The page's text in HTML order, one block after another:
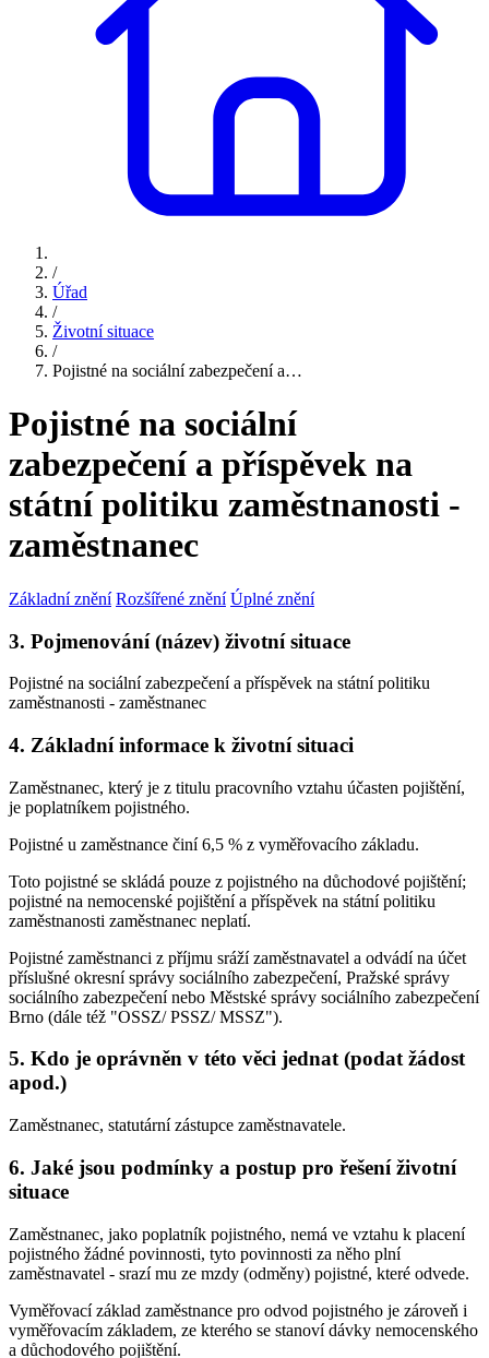
/
Úřad
/
Životní situace
/
Pojistné na sociální zabezpečení a…
Pojistné na sociální
zabezpečení a příspěvek na
státní politiku zaměstnanosti -
zaměstnanec
Základní znění Rozšířené znění Úplné znění
3. Pojmenování (název) životní situace
Pojistné na sociální zabezpečení a příspěvek na státní politiku
zaměstnanosti - zaměstnanec
4. Základní informace k životní situaci
Zaměstnanec, který je z titulu pracovního vztahu účasten pojištění,
je poplatníkem pojistného.
Pojistné u zaměstnance činí 6,5 % z vyměřovacího základu.
Toto pojistné se skládá pouze z pojistného na důchodové pojištění;
pojistné na nemocenské pojištění a příspěvek na státní politiku
zaměstnanosti zaměstnanec neplatí.
Pojistné zaměstnanci z příjmu sráží zaměstnavatel a odvádí na účet
příslušné okresní správy sociálního zabezpečení, Pražské správy
sociálního zabezpečení nebo Městské správy sociálního zabezpečení
Brno (dále též "OSSZ/ PSSZ/ MSSZ").
5. Kdo je oprávněn v této věci jednat (podat žádost
apod.)
Zaměstnanec, statutární zástupce zaměstnavatele.
6. Jaké jsou podmínky a postup pro řešení životní
situace
Zaměstnanec, jako poplatník pojistného, nemá ve vztahu k placení
pojistného žádné povinnosti, tyto povinnosti za něho plní
zaměstnavatel - srazí mu ze mzdy (odměny) pojistné, které odvede.
Vyměřovací základ zaměstnance pro odvod pojistného je zároveň i
vyměřovacím základem, ze kterého se stanoví dávky nemocenského
a důchodového pojištění.